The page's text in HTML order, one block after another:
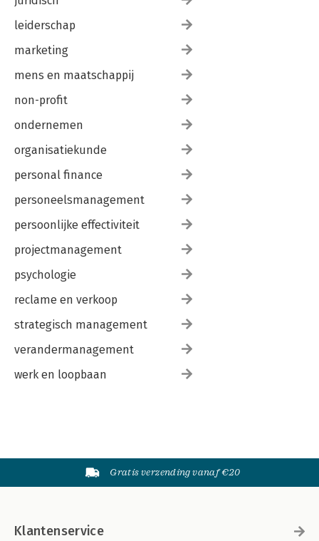
Epiloog
Summary
Lijst van geïnterviewde personen
Naschrift
leiderschap
marketing
mens en maatschappij
non-profit
ondernemen
organisatiekunde
personal finance
personeelsmanagement
persoonlijke effectiviteit
projectmanagement
psychologie
reclame en verkoop
strategisch management
verandermanagement
werk en loopbaan
Gratis verzending vanaf €20
Klantenservice